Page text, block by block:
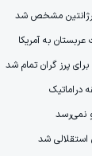
مشخص شد
به آمریکا
دراماتیک
نمی‌رسد
استقلالی شد